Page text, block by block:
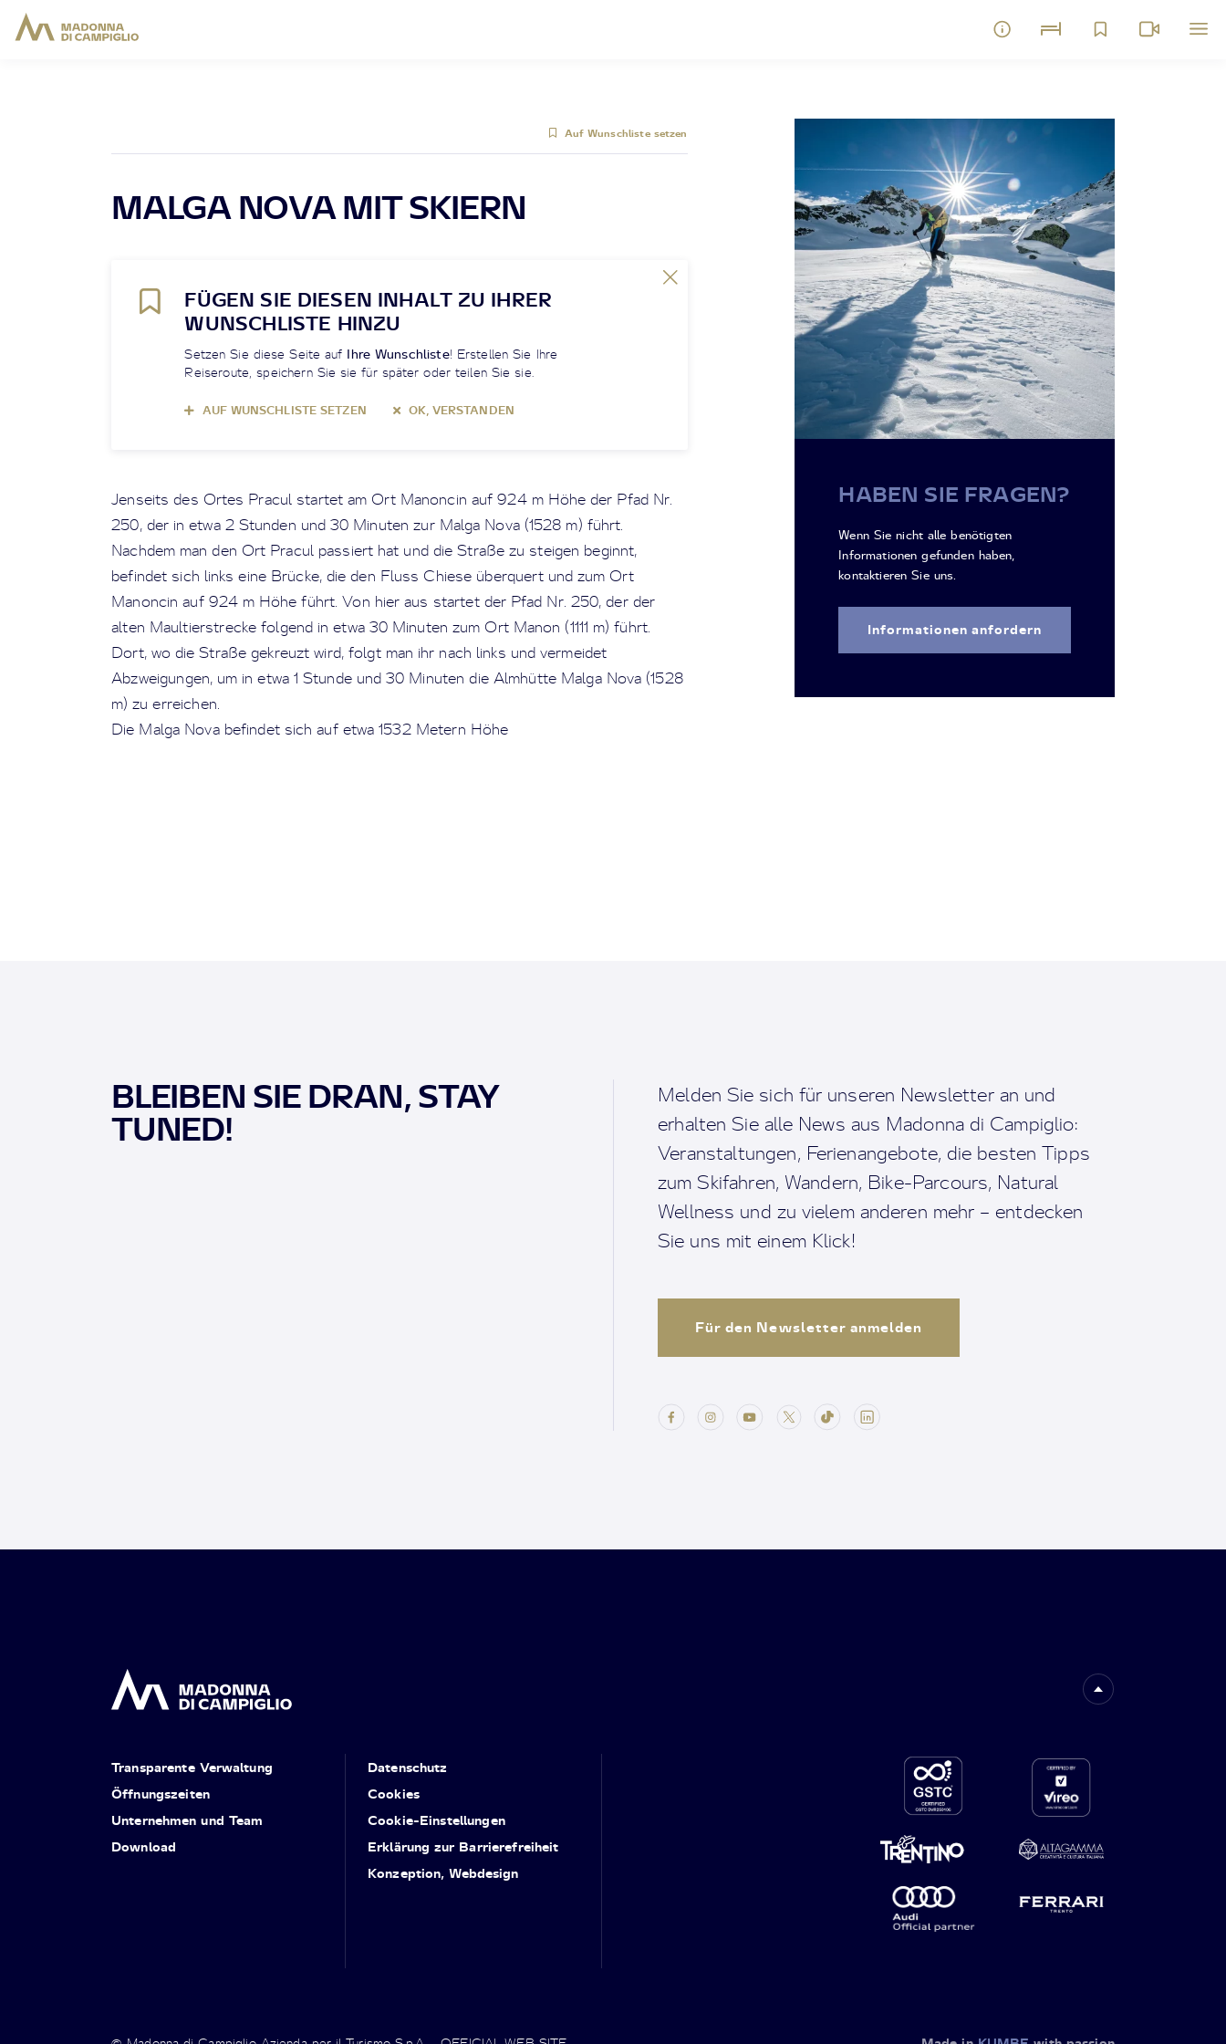
Auf Wunschliste setzen
MALGA NOVA MIT SKIERN
FÜGEN SIE DIESEN INHALT ZU IHRER
WUNSCHLISTE HINZU
Setzen Sie diese Seite auf Ihre Wunschliste! Erstellen Sie Ihre
Reiseroute, speichern Sie sie für später oder teilen Sie sie.
AUF WUNSCHLISTE SETZEN OK, VERSTANDEN
Jenseits des Ortes Pracul startet am Ort Manoncin auf 924 m Höhe der Pfad Nr.
250, der in etwa 2 Stunden und 30 Minuten zur Malga Nova (1528 m) führt.
Nachdem man den Ort Pracul passiert hat und die Straße zu steigen beginnt,
befindet sich links eine Brücke, die den Fluss Chiese überquert und zum Ort
Manoncin auf 924 m Höhe führt. Von hier aus startet der Pfad Nr. 250, der der
alten Maultierstrecke folgend in etwa 30 Minuten zum Ort Manon (1111 m) führt.
Dort, wo die Straße gekreuzt wird, folgt man ihr nach links und vermeidet
Abzweigungen, um in etwa 1 Stunde und 30 Minuten die Almhütte Malga Nova (1528
m) zu erreichen.
Die Malga Nova befindet sich auf etwa 1532 Metern Höhe
HABEN SIE FRAGEN?
Wenn Sie nicht alle benötigten
Informationen gefunden haben,
kontaktieren Sie uns.
Informationen anfordern
BLEIBEN SIE DRAN, STAY
TUNED!
Melden Sie sich für unseren Newsletter an und
erhalten Sie alle News aus Madonna di Campiglio:
Veranstaltungen, Ferienangebote, die besten Tipps
zum Skifahren, Wandern, Bike-Parcours, Natural
Wellness und zu vielem anderen mehr – entdecken
Sie uns mit einem Klick!
Für den Newsletter anmelden
Transparente Verwaltung
Öffnungszeiten
Unternehmen und Team
Download
Datenschutz
Cookies
Cookie-Einstellungen
Erklärung zur Barrierefreiheit
Konzeption, Webdesign